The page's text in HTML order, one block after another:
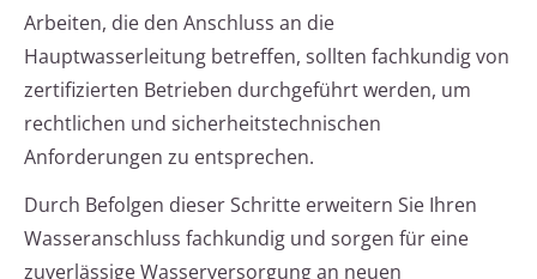
Arbeiten, die den Anschluss an die
Hauptwasserleitung betreffen, sollten fachkundig von
zertifizierten Betrieben durchgeführt werden, um
rechtlichen und sicherheitstechnischen
Anforderungen zu entsprechen.
Durch Befolgen dieser Schritte erweitern Sie Ihren
Wasseranschluss fachkundig und sorgen für eine
zuverlässige Wasserversorgung an neuen